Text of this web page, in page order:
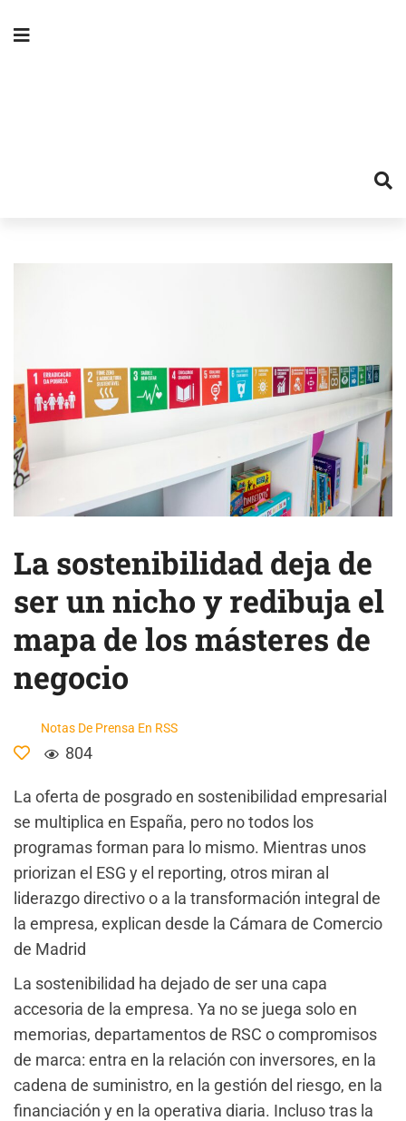
La sostenibilidad deja de
ser un nicho y redibuja el
mapa de los másteres de
negocio
Notas De Prensa En RSS
804
La oferta de posgrado en sostenibilidad empresarial
se multiplica en España, pero no todos los
programas forman para lo mismo. Mientras unos
priorizan el ESG y el reporting, otros miran al
liderazgo directivo o a la transformación integral de
la empresa, explican desde la Cámara de Comercio
de Madrid
La sostenibilidad ha dejado de ser una capa
accesoria de la empresa. Ya no se juega solo en
memorias, departamentos de RSC o compromisos
de marca: entra en la relación con inversores, en la
cadena de suministro, en la gestión del riesgo, en la
financiación y en la operativa diaria. Incluso tras la